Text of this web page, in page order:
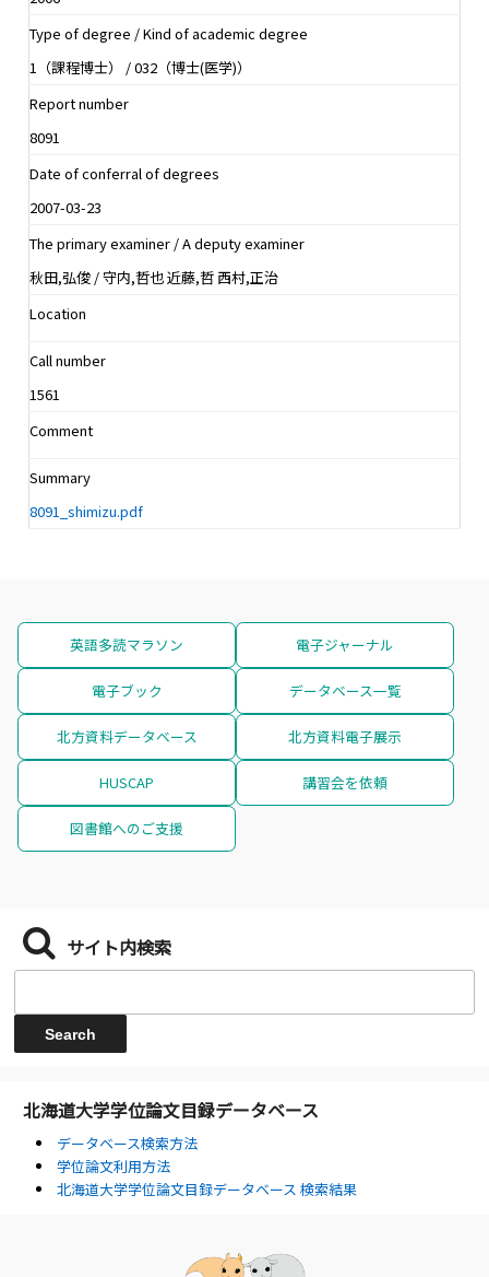
Type of degree / Kind of academic degree
1（課程博士） / 032（博士(医学)）
Report number
8091
Date of conferral of degrees
2007-03-23
The primary examiner / A deputy examiner
秋田,弘俊 / 守内,哲也 近藤,哲 西村,正治
Location
Call number
1561
Comment
Summary
8091_shimizu.pdf
英語多読マラソン 電子ジャーナル
電子ブック データベース一覧
北方資料データベース 北方資料電子展示
HUSCAP 講習会を依頼
図書館へのご支援
サイト内検索
北海道大学学位論文目録データベース
データベース検索方法
学位論文利用方法
北海道大学学位論文目録データベース 検索結果